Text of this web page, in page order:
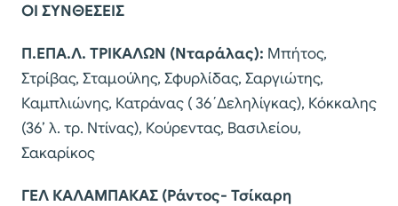
ΟΙ ΣΥΝΘΕΣΕΙΣ
Π.ΕΠΑ.Λ. ΤΡΙΚΑΛΩΝ (Νταράλας): Μπήτος,
Στρίβας, Σταμούλης, Σφυρλίδας, Σαργιώτης,
Καμπλιώνης, Κατράνας ( 36΄Δεληλίγκας), Κόκκαλης
(36’ λ. τρ. Ντίνας), Κούρεντας, Βασιλείου,
Σακαρίκος
ΓΕΛ ΚΑΛΑΜΠΑΚΑΣ (Ράντος- Τσίκαρη